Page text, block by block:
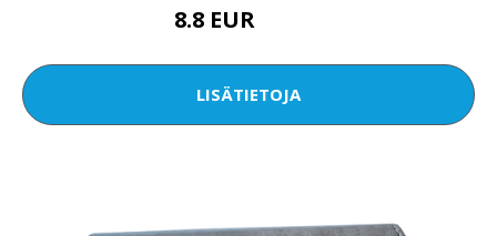
8.8 EUR
LISÄTIETOJA